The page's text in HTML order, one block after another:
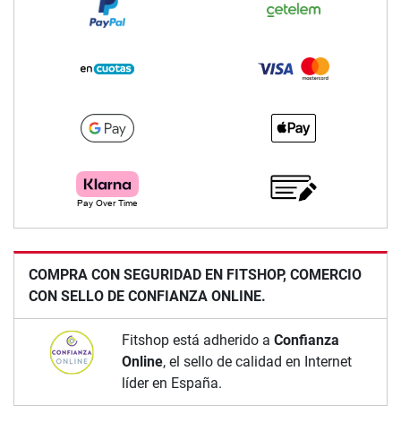
COMPRA CON SEGURIDAD EN FITSHOP, COMERCIO
CON SELLO DE CONFIANZA ONLINE.
Fitshop está adherido a Confianza
Online, el sello de calidad en Internet
líder en España.